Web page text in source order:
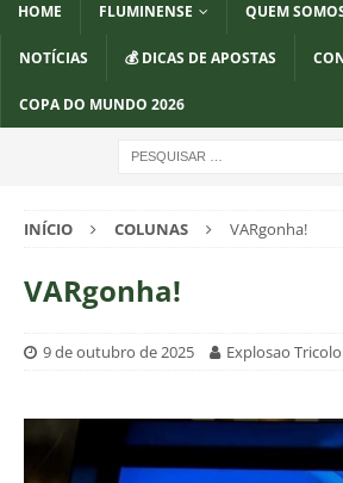
HOME FLUMINENSE QUEM
NOTÍCIAS 💰 DICAS DE APOSTAS
COPA DO MUNDO 2026
INÍCIO COLUNAS VARgonha!
VARgonha!
9 de outubro de 2025 Explosao